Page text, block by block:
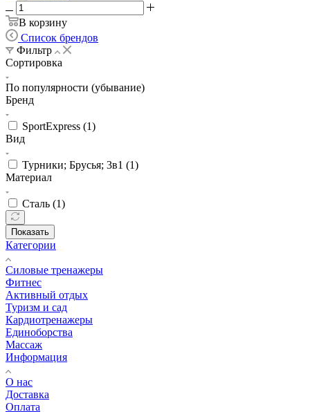
В корзину
Список брендов
Фильтр
Сортировка
По популярности (убывание)
Бренд
SportExpress (1)
Вид
Турники; Брусья; 3в1 (1)
Материал
Сталь (1)
Показать
Категории
Силовые тренажеры
Фитнес
Активный отдых
Туризм и сад
Кардиотренажеры
Единоборства
Массаж
Информация
О нас
Доставка
Оплата